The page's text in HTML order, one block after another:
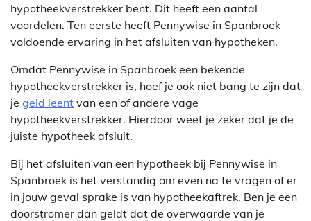
hypotheekverstrekker bent. Dit heeft een aantal
voordelen. Ten eerste heeft Pennywise in Spanbroek
voldoende ervaring in het afsluiten van hypotheken.
Omdat Pennywise in Spanbroek een bekende
hypotheekverstrekker is, hoef je ook niet bang te zijn dat
je geld leent van een of andere vage
hypotheekverstrekker. Hierdoor weet je zeker dat je de
juiste hypotheek afsluit.
Bij het afsluiten van een hypotheek bij Pennywise in
Spanbroek is het verstandig om even na te vragen of er
in jouw geval sprake is van hypotheekaftrek. Ben je een
doorstromer dan geldt dat de overwaarde van je